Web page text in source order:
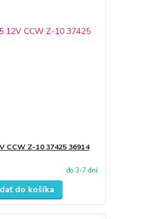
CCW Z-10 37425 36914
do 3-7 dní
do košíka